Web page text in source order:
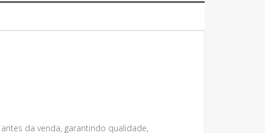
da venda, garantindo qualidade,